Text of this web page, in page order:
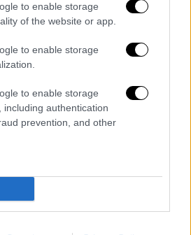
to enable storage
of the website or app.
to enable storage
to enable storage
including authentication
prevention, and other
κρούουν τον
για τα επόµενα
τον επικεφαλής του
Φυσικής της Ατµόσφαιρας
της Ακαδηµίας Αθηνών,
σχετικοί κίνδυνοι
τις επόµενες
µε βασικότερα
θα επηρεάσει
µνηµεία. Ο κ.